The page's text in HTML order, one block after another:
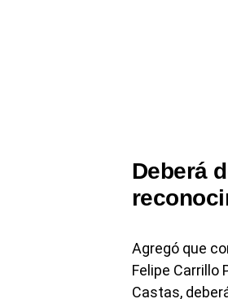
Deberá
Agregó que
Felipe Carrillo
Castas,